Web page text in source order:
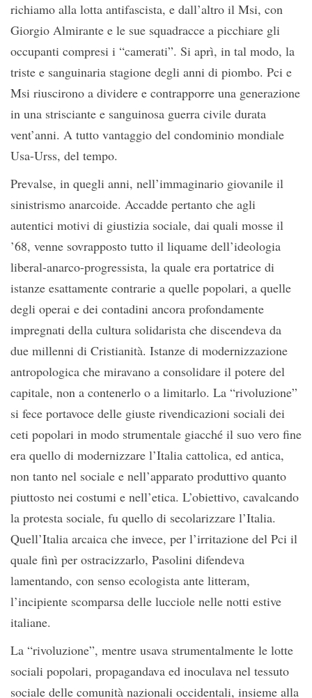
richiamo alla lotta antifascista, e dall’altro il Msi, con
Giorgio Almirante e le sue squadracce a picchiare gli
occupanti compresi i “camerati”. Si aprì, in tal modo, la
triste e sanguinaria stagione degli anni di piombo. Pci e
Msi riuscirono a dividere e contrapporre una generazione
in una strisciante e sanguinosa guerra civile durata
vent’anni. A tutto vantaggio del condominio mondiale
Usa-Urss, del tempo.
Prevalse, in quegli anni, nell’immaginario giovanile il
sinistrismo anarcoide. Accadde pertanto che agli
autentici motivi di giustizia sociale, dai quali mosse il
’68, venne sovrapposto tutto il liquame dell’ideologia
liberal-anarco-progressista, la quale era portatrice di
istanze esattamente contrarie a quelle popolari, a quelle
degli operai e dei contadini ancora profondamente
impregnati della cultura solidarista che discendeva da
due millenni di Cristianità. Istanze di modernizzazione
antropologica che miravano a consolidare il potere del
capitale, non a contenerlo o a limitarlo. La “rivoluzione”
si fece portavoce delle giuste rivendicazioni sociali dei
ceti popolari in modo strumentale giacché il suo vero fine
era quello di modernizzare l’Italia cattolica, ed antica,
non tanto nel sociale e nell’apparato produttivo quanto
piuttosto nei costumi e nell’etica. L’obiettivo, cavalcando
la protesta sociale, fu quello di secolarizzare l’Italia.
Quell’Italia arcaica che invece, per l’irritazione del Pci il
quale finì per ostracizzarlo, Pasolini difendeva
lamentando, con senso ecologista ante litteram,
l’incipiente scomparsa delle lucciole nelle notti estive
italiane.
La “rivoluzione”, mentre usava strumentalmente le lotte
sociali popolari, propagandava ed inoculava nel tessuto
sociale delle comunità nazionali occidentali, insieme alla